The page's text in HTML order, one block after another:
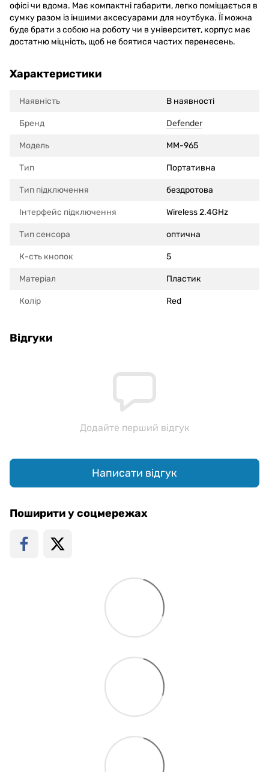
офісі чи вдома. Має компактні габарити, легко поміщається в
сумку разом із іншими аксесуарами для ноутбука. Її можна
буде брати з собою на роботу чи в університет, корпус має
достатню міцність, щоб не боятися частих перенесень.
Характеристики
Наявність В наявності
Бренд Defender
Модель MM-965
Тип Портативна
Тип підключення бездротова
Інтерфейс підключення Wireless 2.4GHz
Тип сенсора оптична
К-сть кнопок 5
Матеріал Пластик
Колір Red
Відгуки
Додайте перший відгук
Написати відгук
Поширити у соцмережах